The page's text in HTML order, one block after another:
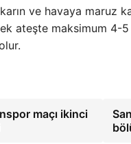
ve havaya maruz
ateşte maksimum 4-
maçı ikinci